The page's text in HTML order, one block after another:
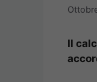
Il